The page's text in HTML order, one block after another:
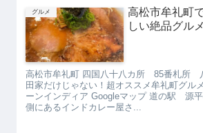
グルメ
高松市牟礼町
しい絶品グルメ
高松市牟礼町 四国八十八カ所 85番札所
田家だけじゃない！超オススメ牟礼町グル
ーンインディア Googleマップ 道の駅 源
側にあるインドカレー屋さ...